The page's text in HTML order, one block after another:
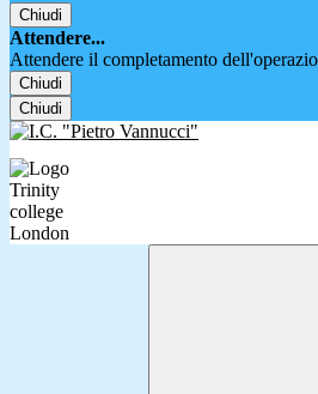
Chiudi
Attendere...
Attendere il completamento
Chiudi
Chiudi